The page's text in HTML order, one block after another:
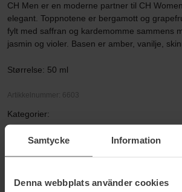
Samtycke Information
Denna webbplats använder cookies
CH Men er en moderne partner til CH
elegant. Toppnotene er bergamott og
fylt med saffran og kardemomme sammens
jasmin og violer. Basen er amber, vanilje,
Størrelse: 50 ml
Artikkelnummer: 6603
Kategorier:
Hjem
Parfyme
Herreparfyme